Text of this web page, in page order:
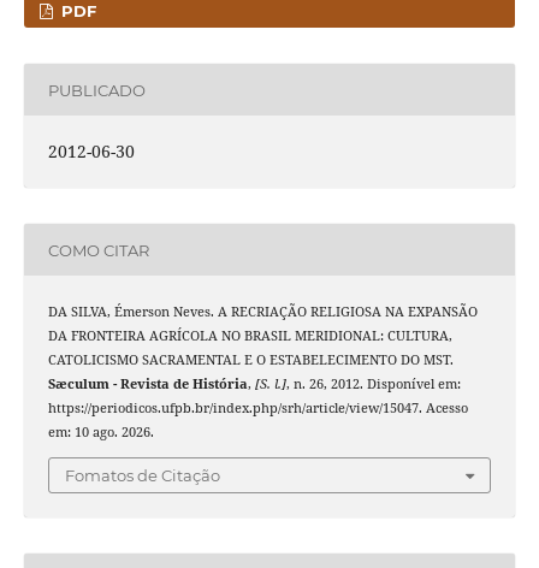
PDF
PUBLICADO
2012-06-30
COMO CITAR
DA SILVA, Émerson Neves. A RECRIAÇÃO RELIGIOSA NA EXPANSÃO
DA FRONTEIRA AGRÍCOLA NO BRASIL MERIDIONAL: CULTURA,
CATOLICISMO SACRAMENTAL E O ESTABELECIMENTO DO MST.
Sæculum - Revista de História, [S. l.], n. 26, 2012. Disponível em:
https://periodicos.ufpb.br/index.php/srh/article/view/15047. Acesso
em: 10 ago. 2026.
Fomatos de Citação